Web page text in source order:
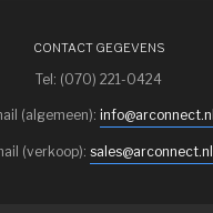
CONTACT GEGEVENS
Tel: (070) 221-0424
(algemeen): info@arconnect.nl
(verkoop): sales@arconnect.nl